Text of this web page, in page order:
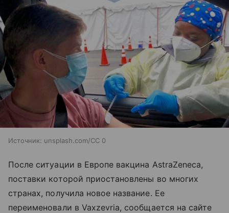
Источник: unsplash.com/CC 0
После ситуации в Европе вакцина AstraZeneca,
поставки которой приостановлены во многих
странах, получила новое название. Ее
переименовали в Vaxzevria, сообщается на сайте